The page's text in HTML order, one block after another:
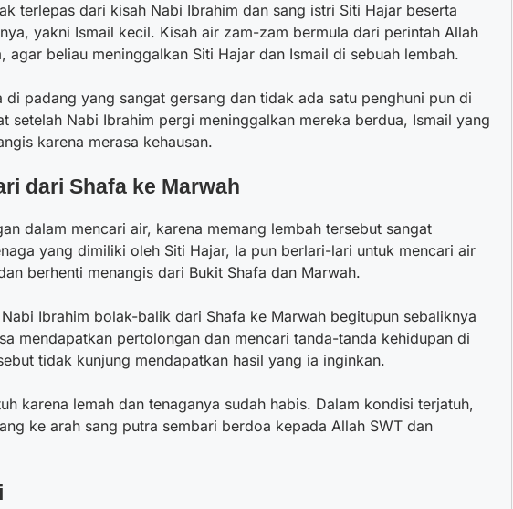
terlepas dari kisah Nabi Ibrahim dan sang istri Siti Hajar beserta
yakni Ismail kecil. Kisah air zam-zam bermula dari perintah Allah
agar beliau meninggalkan Siti Hajar dan Ismail di sebuah lembah.
di padang yang sangat gersang dan tidak ada satu penghuni pun di
setelah Nabi Ibrahim pergi meninggalkan mereka berdua, Ismail yang
karena merasa kehausan.
dari Shafa ke Marwah
dalam mencari air, karena memang lembah tersebut sangat
yang dimiliki oleh Siti Hajar, Ia pun berlari-lari untuk mencari air
berhenti menangis dari Bukit Shafa dan Marwah.
Ibrahim bolak-balik dari Shafa ke Marwah begitupun sebaliknya
mendapatkan pertolongan dan mencari tanda-tanda kehidupan di
tidak kunjung mendapatkan hasil yang ia inginkan.
karena lemah dan tenaganya sudah habis. Dalam kondisi terjatuh,
ke arah sang putra sembari berdoa kepada Allah SWT dan